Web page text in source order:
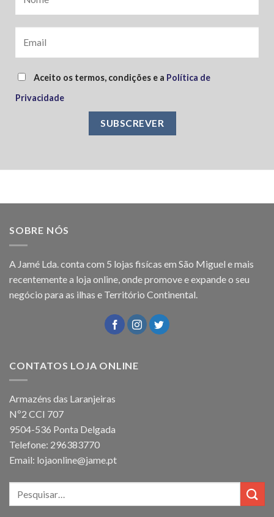
Aceito os termos, condições e a Política de
Privacidade
SOBRE NÓS
A Jamé Lda. conta com 5 lojas fisícas em São Miguel e mais
recentemente a loja online, onde promove e expande o seu
negócio para as ilhas e Território Continental.
CONTATOS LOJA ONLINE
Armazéns das Laranjeiras
Nº2 CCI 707
9504-536 Ponta Delgada
Telefone: 296383770
Email: lojaonline@jame.pt